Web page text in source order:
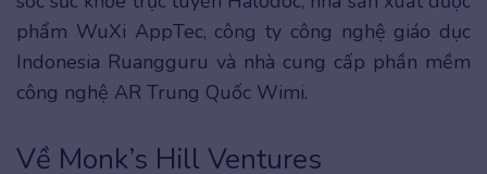
phẩm WuXi AppTec, công ty công nghệ giáo dục
Indonesia Ruangguru và nhà cung cấp phần mềm
công nghệ AR Trung Quốc Wimi.
Về Monk’s Hill Ventures